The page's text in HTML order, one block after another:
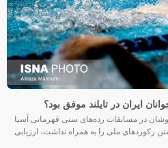
ایران در تایلند موفق بود؟
در مسابقات رده‌های سنی قهرمانی آسیا
رکوردهای ملی را به همراه نداشت، ارزیابی